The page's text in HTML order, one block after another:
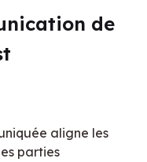
de
aligne les
parties